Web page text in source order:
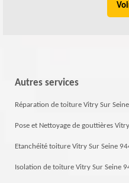
Autres services
Réparation de toiture Vitry Sur
Pose et Nettoyage de gouttières
Etanchéité toiture Vitry Sur Seine
Isolation de toiture Vitry Sur Seine